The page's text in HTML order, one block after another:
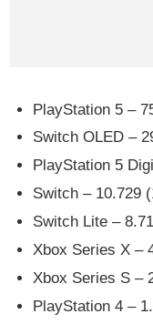
PlayStation 5 –
Switch OLED –
PlayStation 5
Switch – 10.729
Switch Lite –
Xbox Series X –
Xbox Series S –
PlayStation 4 –